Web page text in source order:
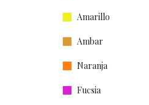
Amarillo
Ambar
Naranja
Fucsia